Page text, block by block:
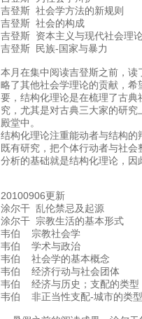
吉登斯 社会学方法的新规则
吉登斯 社会的构成
吉登斯 资本主义与现代社会理
吉登斯 民族-国家与暴力
本月在集中阅读吉登斯之前，
略了其他社会学理论的贡献，
要，结构化理论是在梳理了古
究，尤其是对古典三大家的研
殿堂中。
结构化理论注重能动者与结构的
既有研究，把个体行动者与社
分析的基础就是结构化理论，
20100906更新
涂尔干 乱伦禁忌及起源
涂尔干 宗教生活的基本形式
韦伯 宗教社会学
韦伯 学术与政治
韦伯 社会学的基本概念
韦伯 经济行动与社会团体
韦伯 经济与历史；支配的类型
韦伯 非正当性支配-城市的类